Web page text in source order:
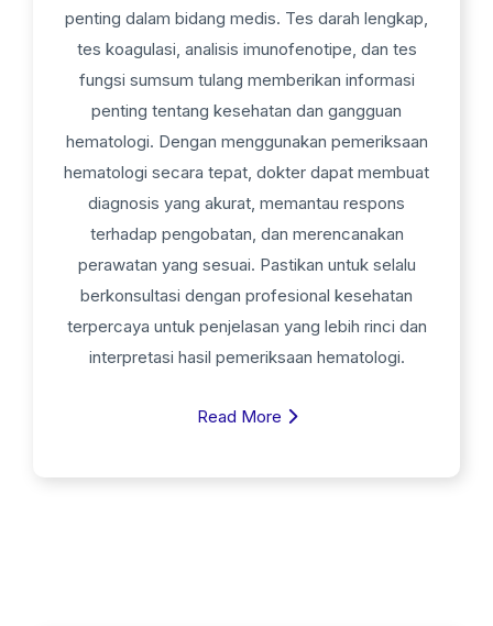
penting dalam bidang medis. Tes darah lengkap,
tes koagulasi, analisis imunofenotipe, dan tes
fungsi sumsum tulang memberikan informasi
penting tentang kesehatan dan gangguan
hematologi. Dengan menggunakan pemeriksaan
hematologi secara tepat, dokter dapat membuat
diagnosis yang akurat, memantau respons
terhadap pengobatan, dan merencanakan
perawatan yang sesuai. Pastikan untuk selalu
berkonsultasi dengan profesional kesehatan
terpercaya untuk penjelasan yang lebih rinci dan
interpretasi hasil pemeriksaan hematologi.
Read More